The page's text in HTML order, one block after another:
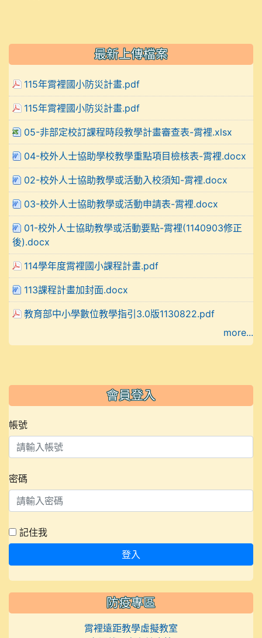
最新上傳檔案
115年霄裡國小防災計畫.pdf
115年霄裡國小防災計畫.pdf
05-非部定校訂課程時段教學計畫審查表-霄裡.xlsx
04-校外人士協助學校教學重點項目檢核表-霄裡.docx
02-校外人士協助教學或活動入校須知-霄裡.docx
03-校外人士協助教學或活動申請表-霄裡.docx
01-校外人士協助教學或活動要點-霄裡(1140903修正
後).docx
114學年度霄裡國小課程計畫.pdf
113課程計畫加封面.docx
教育部中小學數位教學指引3.0版1130822.pdf
more...
會員登入
帳號
密碼
記住我
登入
防疫專區
霄裡遠距教學虛擬教室